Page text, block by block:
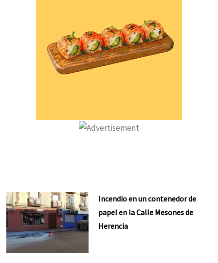
Incendio en un contenedor de
papel en la Calle Mesones de
Herencia